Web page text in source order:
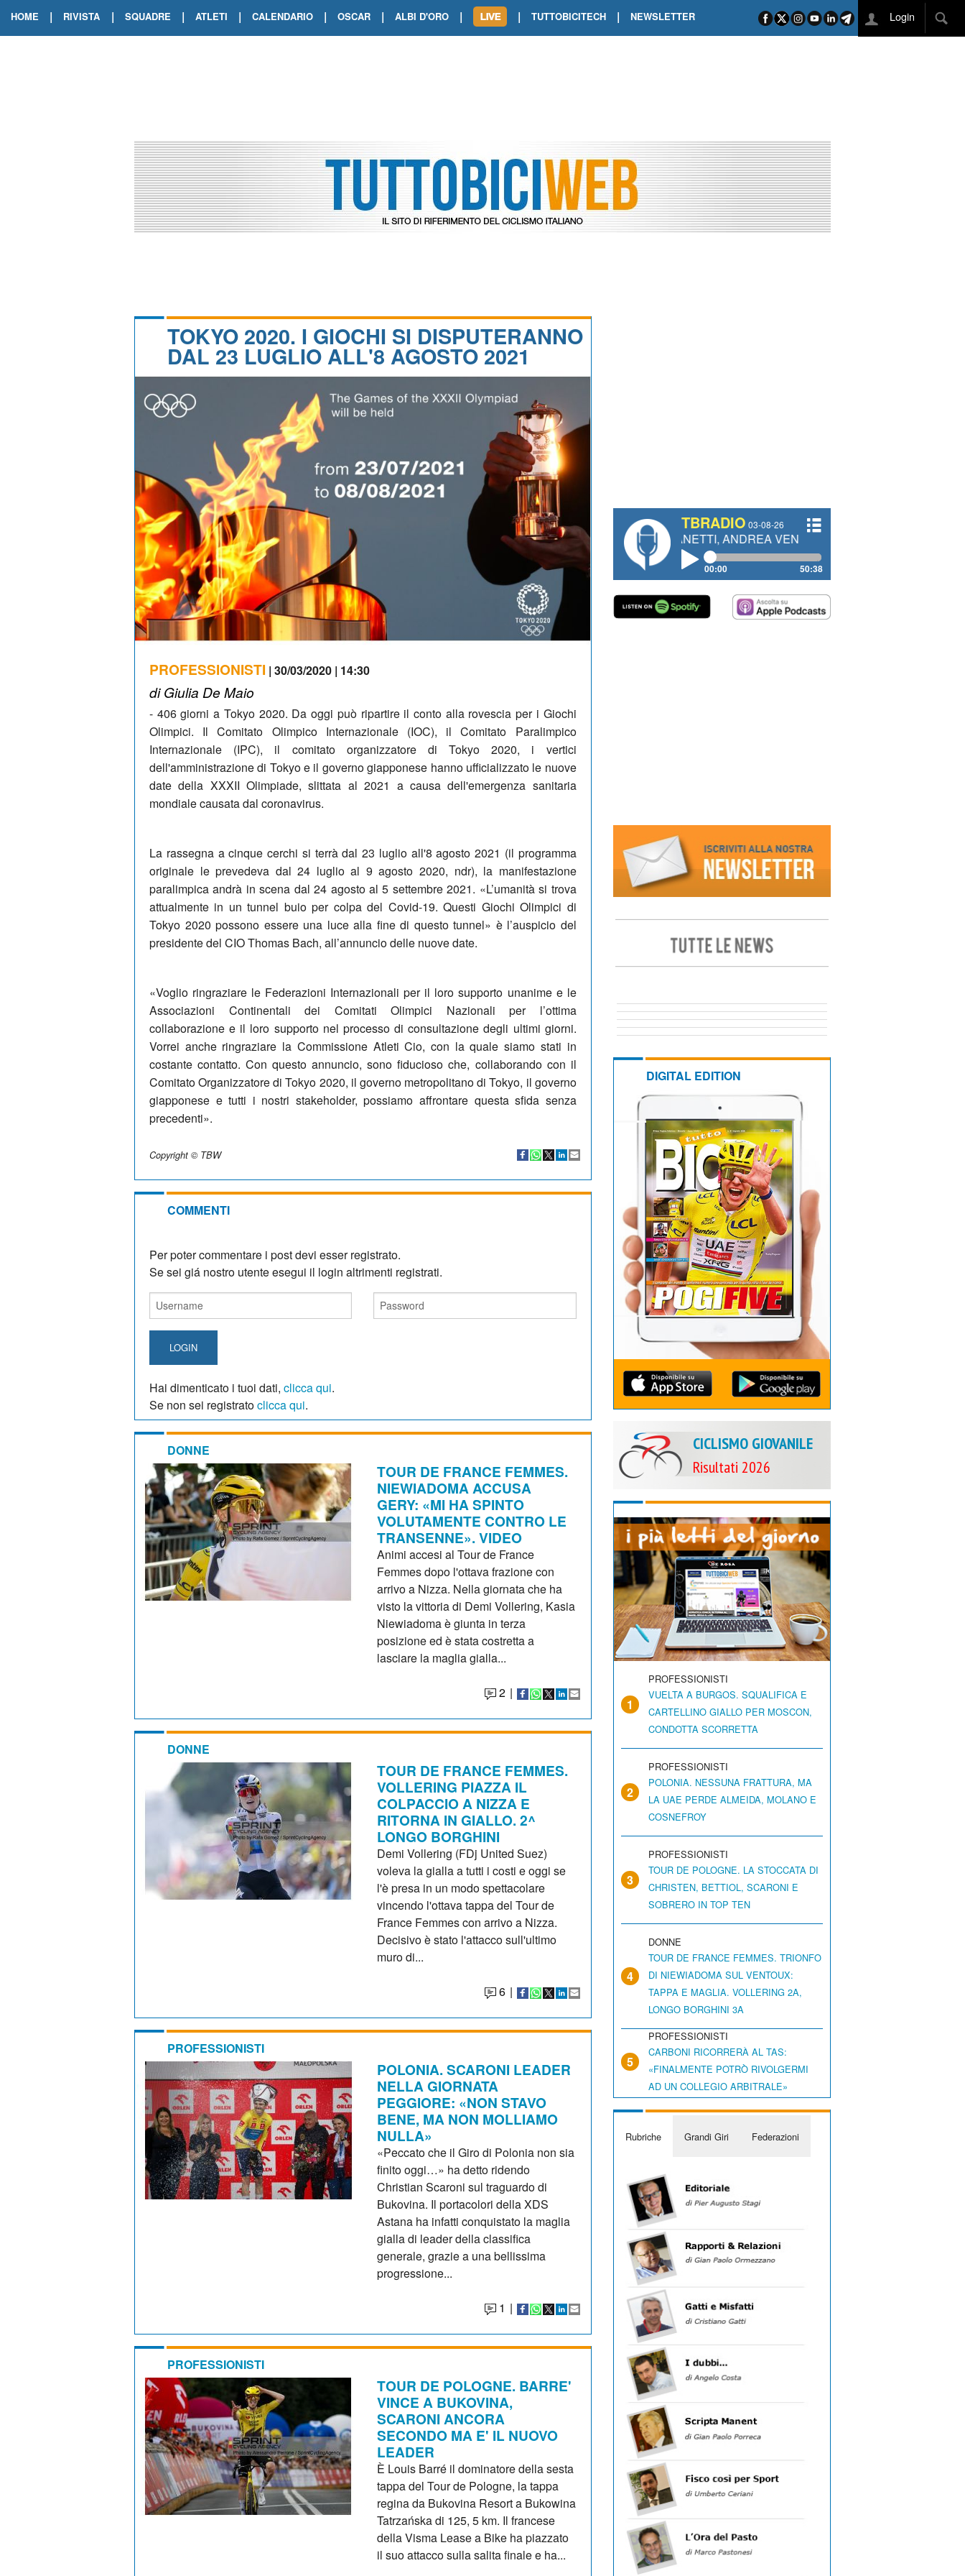
HOME | RIVISTA | SQUADRE | ATLETI | CALENDARIO | OSCAR | ALBI D'ORO |
TOUR DE FRANCE. ORCIERES-MERLETTE INCORONA CARAPAZ
TOUR DE FRANCE. A VOIRON TRIONFO DI PHILIPSEN SU SCHMID E KOOIJ
| TUTTOBICITECH | NEWSLETTER Login
TOKYO 2020. I GIOCHI SI DISPUTERANNO
DAL 23 LUGLIO ALL'8 AGOSTO 2021
PROFESSIONISTI | 30/03/2020 | 14:30
di Giulia De Maio
- 406 giorni a Tokyo 2020. Da oggi può ripartire il conto alla rovescia per i Giochi
Olimpici. Il Comitato Olimpico Internazionale (IOC), il Comitato Paralimpico
Internazionale (IPC), il comitato organizzatore di Tokyo 2020, i vertici
dell'amministrazione di Tokyo e il governo giapponese hanno ufficializzato le nuove
date della XXXII Olimpiade, slittata al 2021 a causa dell'emergenza sanitaria
mondiale causata dal coronavirus.
La rassegna a cinque cerchi si terrà dal 23 luglio all'8 agosto 2021 (il programma
originale le prevedeva dal 24 luglio al 9 agosto 2020, ndr), la manifestazione
paralimpica andrà in scena dal 24 agosto al 5 settembre 2021. «L’umanità si trova
attualmente in un tunnel buio per colpa del Covid-19. Questi Giochi Olimpici di
Tokyo 2020 possono essere una luce alla fine di questo tunnel» è l’auspicio del
presidente del CIO Thomas Bach, all’annuncio delle nuove date.
«Voglio ringraziare le Federazioni Internazionali per il loro supporto unanime e le
Associazioni Continentali dei Comitati Olimpici Nazionali per l’ottima
collaborazione e il loro supporto nel processo di consultazione degli ultimi giorni.
Vorrei anche ringraziare la Commissione Atleti Cio, con la quale siamo stati in
costante contatto. Con questo annuncio, sono fiducioso che, collaborando con il
Comitato Organizzatore di Tokyo 2020, il governo metropolitano di Tokyo, il governo
giapponese e tutti i nostri stakeholder, possiamo affrontare questa sfida senza
precedenti».
Copyright © TBW
COMMENTI
Per poter commentare i post devi esser registrato.
Se sei giá nostro utente esegui il login altrimenti registrati.
LOGIN
Hai dimenticato i tuoi dati, clicca qui.
Se non sei registratoclicca qui.
DONNE
TOUR DE FRANCE FEMMES.
NIEWIADOMA ACCUSA
GERY: «MI HA SPINTO
VOLUTAMENTE CONTRO LE
TRANSENNE». VIDEO
Animi accesi al Tour de France
Femmes dopo l'ottava frazione con
arrivo a Nizza. Nella giornata che ha
visto la vittoria di Demi Vollering, Kasia
Niewiadoma è giunta in terza
posizione ed è stata costretta a
lasciare la maglia gialla...
2 |
DONNE
TOUR DE FRANCE FEMMES.
VOLLERING PIAZZA IL
COLPACCIO A NIZZA E
RITORNA IN GIALLO. 2^
LONGO BORGHINI
Demi Vollering (FDj United Suez)
voleva la gialla a tutti i costi e oggi se
l'è presa in un modo spettacolare
vincendo l'ottava tappa del Tour de
France Femmes con arrivo a Nizza.
Decisivo è stato l'attacco sull'ultimo
muro di...
6 |
PROFESSIONISTI
POLONIA. SCARONI LEADER
NELLA GIORNATA
PEGGIORE: «NON STAVO
BENE, MA NON MOLLIAMO
NULLA»
«Peccato che il Giro di Polonia non sia
finito oggi…» ha detto ridendo
Christian Scaroni sul traguardo di
Bukovina. Il portacolori della XDS
Astana ha infatti conquistato la maglia
gialla di leader della classifica
generale, grazie a una bellissima
progressione...
1 |
PROFESSIONISTI
TOUR DE POLOGNE. BARRE'
VINCE A BUKOVINA,
SCARONI ANCORA
SECONDO MA E' IL NUOVO
LEADER
È Louis Barré il dominatore della sesta
tappa del Tour de Pologne, la tappa
regina da Bukovina Resort a Bukowina
Tatrzańska di 125, 5 km. Il francese
della Visma Lease a Bike ha piazzato
il suo attacco sulla salita finale e ha...
TBRADIO 03-08-26
#334 CHARLY WEGELIUS, MAURO GIANETTI, ANDREA VENDRAME, FILIPPO FIORELLI
00:00 50:38
DIGITAL EDITION
CICLISMO GIOVANILE
Risultati 2026
1
PROFESSIONISTI
VUELTA A BURGOS. SQUALIFICA E
CARTELLINO GIALLO PER MOSCON,
CONDOTTA SCORRETTA
2
PROFESSIONISTI
POLONIA. NESSUNA FRATTURA, MA
LA UAE PERDE ALMEIDA, MOLANO E
COSNEFROY
3
PROFESSIONISTI
TOUR DE POLOGNE. LA STOCCATA DI
CHRISTEN, BETTIOL, SCARONI E
SOBRERO IN TOP TEN
4
DONNE
TOUR DE FRANCE FEMMES. TRIONFO
DI NIEWIADOMA SUL VENTOUX:
TAPPA E MAGLIA. VOLLERING 2A,
LONGO BORGHINI 3A
5
PROFESSIONISTI
CARBONI RICORRERÀ AL TAS:
«FINALMENTE POTRÒ RIVOLGERMI
AD UN COLLEGIO ARBITRALE»
Rubriche Grandi Giri Federazioni